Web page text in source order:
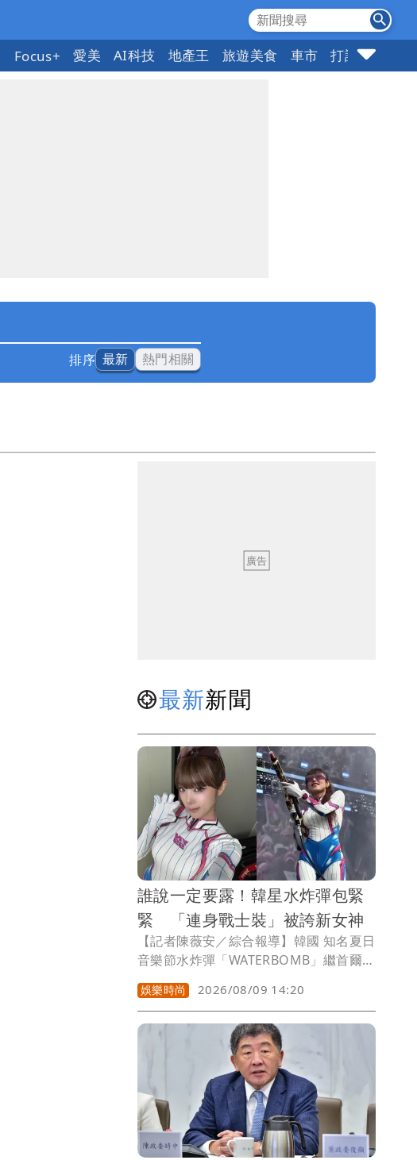
Focus+ 愛美 AI科技 地產王 旅遊美食 車市 打詐 指標企
排序 最新 熱門相關
最新新聞
誰說一定要露！韓星水炸彈包緊
緊 「連身戰士裝」被誇新女神
【記者陳薇安／綜合報導】韓國 知名夏日
音樂節水炸彈「WATERBOMB」繼首爾場
後，昨天父親節在釜山登場。相較於大多
數的女星出席水炸彈以露為賣點，憑洗腦
的「搭搭拉搭搭」《Catch Catch》大受
歡迎的崔叡娜（최예나，YENA）反其道
而行，身穿貼身的「女戰士裝」亮相，從
頭到腳包得密不通風，連手掌都封印大獲
好評，「新水彈女神」封號當之無愧。
娛樂時尚 2026/08/09 14:20